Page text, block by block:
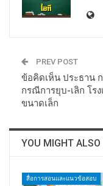
PREV POST
ข้อคิดเห็น ประธาน
กรณีการยุบ-เลิก โรง
ขนาดเล็ก
YOU MIGHT ALSO
สื่อการสอนและแนวข้อสอบ